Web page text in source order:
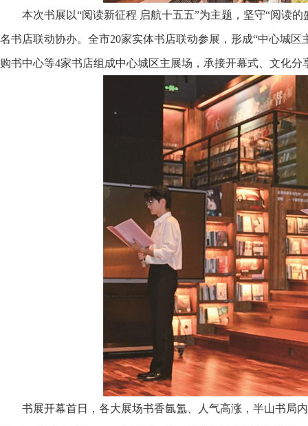
本次书展以“阅读新征程 启航十五五”为主题，坚守“阅读
名书店联动协办。全市20家实体书店联动参展，形成“中心城
购书中心等4家书店组成中心城区主展场，承接开幕式、文化
书展开幕首日，各大展场书香氤氲、人气高涨，半山书局